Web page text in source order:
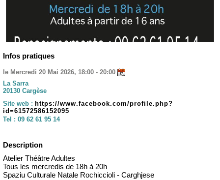
Infos pratiques
le Mercredi 20 Mai 2026, 18:00 - 20:00
La Sarra
20130 Cargèse
Site web : https://www.facebook.com/profile.php?
id=61572586152095
Tel : 09 62 61 95 14
Description
Atelier Théâtre Adultes
Tous les mercredis de 18h à 20h
Spaziu Culturale Natale Rochiccioli - Carghjese